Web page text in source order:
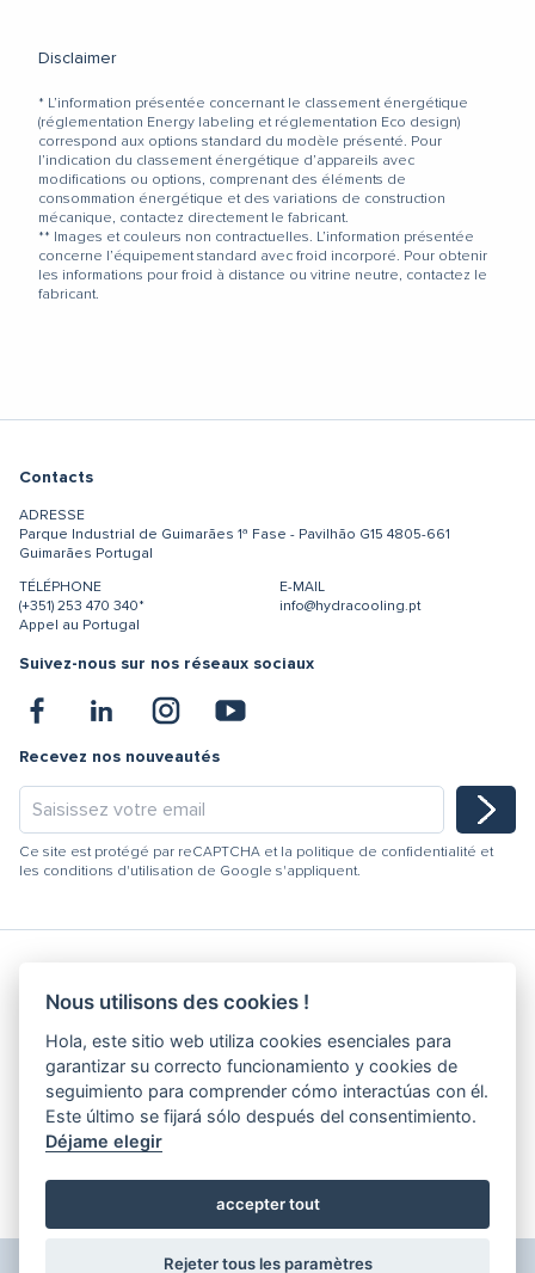
Disclaimer
* L’information présentée concernant le classement énergétique
(réglementation Energy labeling et réglementation Eco design)
correspond aux options standard du modèle présenté. Pour
l’indication du classement énergétique d’appareils avec
modifications ou options, comprenant des éléments de
consommation énergétique et des variations de construction
mécanique, contactez directement le fabricant.
** Images et couleurs non contractuelles. L’information présentée
concerne l’équipement standard avec froid incorporé. Pour obtenir
les informations pour froid à distance ou vitrine neutre, contactez le
fabricant.
Contacts
ADRESSE
Parque Industrial de Guimarães 1ª Fase - Pavilhão G15 4805-661
Guimarães Portugal
TÉLÉPHONE
(+351) 253 470 340*
Appel au Portugal
E-MAIL
info@hydracooling.pt
Suivez-nous sur nos réseaux sociaux
Recevez nos nouveautés
Ce site est protégé par reCAPTCHA et la politique de confidentialité et
les conditions d'utilisation de Google s'appliquent.
Hydracooling 2026 - Tous droits réservés
Code de conduite
Politique de Qualité
Canal de dénonciation
Livre de réclamations
Modifier les cookies
Nous utilisons des cookies !
Hola, este sitio web utiliza cookies esenciales para
garantizar su correcto funcionamiento y cookies de
seguimiento para comprender cómo interactúas con él.
Este último se fijará sólo después del consentimiento.
Déjame elegir
accepter tout
Rejeter tous les paramètres